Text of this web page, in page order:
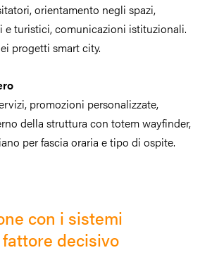
orientamento negli spazi,
turistici, comunicazioni istituzionali.
progetti smart city.
promozioni personalizzate,
della struttura con totem wayfinder,
per fascia oraria e tipo di ospite.
con i sistemi
decisivo